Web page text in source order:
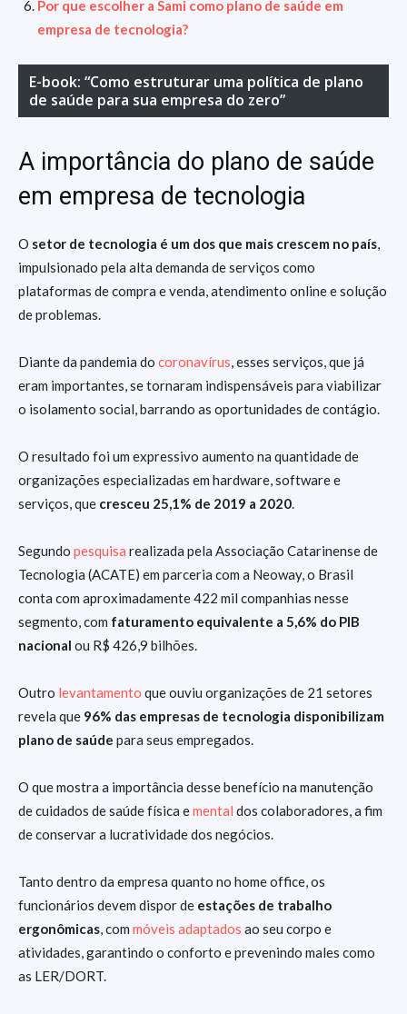
Por que escolher a Sami como plano de saúde em
empresa de tecnologia?
E-book: “Como estruturar uma política de plano
de saúde para sua empresa do zero”
A importância do plano de saúde
em empresa de tecnologia
O setor de tecnologia é um dos que mais crescem no país,
impulsionado pela alta demanda de serviços como
plataformas de compra e venda, atendimento online e solução
de problemas.
Diante da pandemia do coronavírus, esses serviços, que já
eram importantes, se tornaram indispensáveis para viabilizar
o isolamento social, barrando as oportunidades de contágio.
O resultado foi um expressivo aumento na quantidade de
organizações especializadas em hardware, software e
serviços, que cresceu 25,1% de 2019 a 2020.
Segundo pesquisa realizada pela Associação Catarinense de
Tecnologia (ACATE) em parceria com a Neoway, o Brasil
conta com aproximadamente 422 mil companhias nesse
segmento, com faturamento equivalente a 5,6% do PIB
nacional ou R$ 426,9 bilhões.
Outro levantamento que ouviu organizações de 21 setores
revela que 96% das empresas de tecnologia disponibilizam
plano de saúde para seus empregados.
O que mostra a importância desse benefício na manutenção
de cuidados de saúde física emental dos colaboradores, a fim
de conservar a lucratividade dos negócios.
Tanto dentro da empresa quanto no home office, os
funcionários devem dispor de estações de trabalho
ergonômicas, com móveis adaptados ao seu corpo e
atividades, garantindo o conforto e prevenindo males como
as LER/DORT.